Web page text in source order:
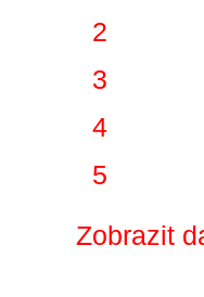
2
3
4
5
Zobrazit